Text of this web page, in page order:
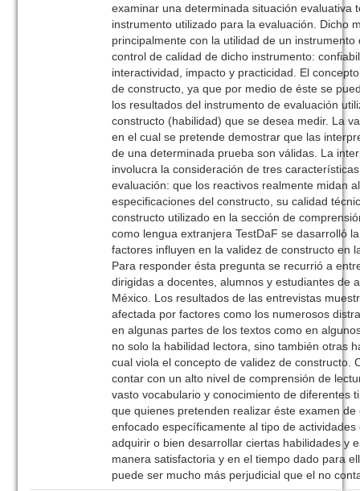
examinar una determinada situación evaluativa
instrumento utilizado para la evaluación. Dicho
principalmente con la utilidad de un
control de calidad de dicho instrumento:
interactividad, impacto y practicidad. El
de constructo, ya que por medio de éste se
los resultados del instrumento de evaluación
constructo (habilidad) que se desea medir. La
en el cual se pretende demostrar que las
de una determinada prueba son válidas. La
involucra la consideración de tres
evaluación: que los reactivos realmente midan
especificaciones del constructo, su calidad
constructo utilizado en la sección de
como lengua extranjera TestDaF se dasarrolló
factores influyen en la validez de constructo en
Para responder ésta pregunta se recurrió a
dirigidas a docentes, alumnos y estudiantes de
México. Los resultados de las entrevistas
afectada por factores como los numerosos
en algunas partes de los textos como en
no solo la habilidad lectora, sino también otras
cual viola el concepto de validez de constructo.
contar con un alto nivel de comprensión de
vasto vocabulario y conocimiento de diferentes
que quienes pretenden realizar éste examen
enfocado específicamente al tipo de
adquirir o bien desarrollar ciertas habilidades y
manera satisfactoria y en el tiempo dado para
puede ser mucho más perjudicial que el no